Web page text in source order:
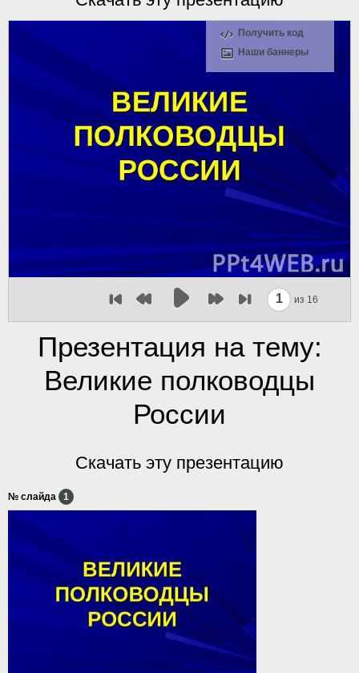
Получить код
Наши баннеры
1 из 16
Презентация на тему:
Великие полководцы
России
Скачать эту презентацию
№ слайда 1